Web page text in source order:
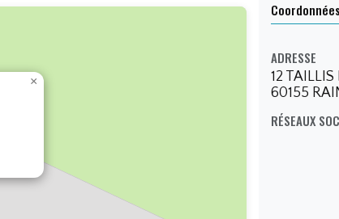
×
Coordonnées
ADRESSE
12 TAILLIS
60155
RÉSEAUX